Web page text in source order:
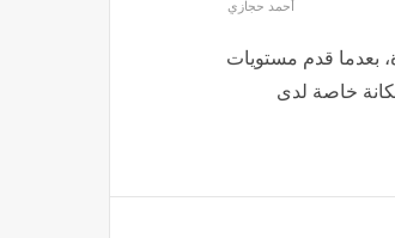
أحمد حجازي
بعدما قدم مستويات
خاصة لدى